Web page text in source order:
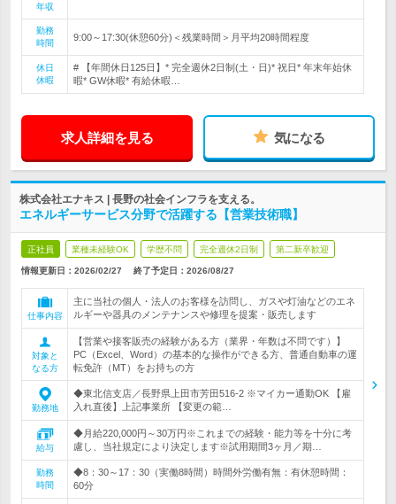
年収
勤務
時間
9:00～17:30(休憩60分)＜残業時間＞月平均20時間程度
休日
休暇
# 【年間休日125日】* 完全週休2日制(土・日)* 祝日* 年末年始休
暇* GW休暇* 有給休暇…
求人詳細を見る 気になる
株式会社エナキス | 長野の社会インフラを支える。
エネルギーサービス分野で活躍する【営業技術職】
正社員 業種未経験OK 学歴不問 完全週休2日制 第二新卒歓迎
情報更新日：2026/02/27 終了予定日： 2026/08/27
仕事内容
主に当社の個人・法人のお客様を訪問し、ガスや灯油などのエネ
ルギーや器具のメンテナンスや修理を提案・販売します
対象と
なる方
【営業や接客販売の経験がある方（業界・年数は不問です）】
PC（Excel、Word）の基本的な操作ができる方、普通自動車の運
転免許（MT）をお持ちの方
勤務地
◆東北信支店／長野県上田市芳田516-2 ※マイカー通勤OK 【雇
入れ直後】上記事業所 【変更の範…
給与
◆月給220,000円～30万円※これまでの経験・能力等を十分に考
慮し、当社規定により決定します※試用期間3ヶ月／期…
勤務
時間
◆8：30～17：30（実働8時間）時間外労働有無：有休憩時間：
60分